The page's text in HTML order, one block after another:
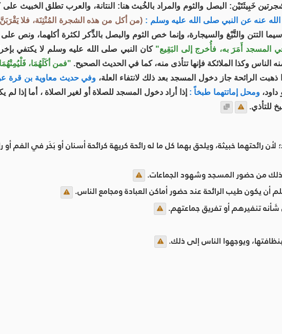
خَبِيثَتَيْن: البصل والثوم والمراد بالخُبث هنا: النتانة، والعرب تطلق الخبيث
عنه عن النبي صلى الله عليه وسلم : (من أكل من هذه الشجرة المُنْتِنَة، فلا
التتن والتَّبْغ والسيجارة، وإنما خص الثوم والبصل بالذِّكر لكثرة أكلهما، ونص
المسجد أَمَرَ به، فأُخرج إلى البَقِيع" كان النبي صلى الله عليه وسلم لا يكتفي
الناس وكذا الملائكة فإنها تتأذى منه، كما في الحديث الصحيح. "فمن أكَلَهُمَا،
ذهبت الرائحة جاز دخول المسجد بعد ذلك لانتفاء العلة، وفي حديث معاوية بن قرة
داود، ومحل إماتتهما طبخاً : إذا أراد دخول المسجد للصلاة أو لغير الصلاة ، أما
للتأذي.
رائحتهما خبيثة، ويلحق بهما كل ما له رائحة كريهة كرائحة أسنان أو بَخَر في الفم أو
ذلك من حضور المسجد وشهود الجماعات.
أن يكون طيب الرائحة عند حضور أماكن العبادة ومجامع الناس.
تنفيرهم أو تفريق جماعتهم.
ويوجهوا الناس إلى ذلك.